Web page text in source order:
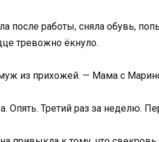
после работы, сняла обувь,
тревожно ёкнуло.
из прихожей. — Мама с
Опять. Третий раз за неделю.